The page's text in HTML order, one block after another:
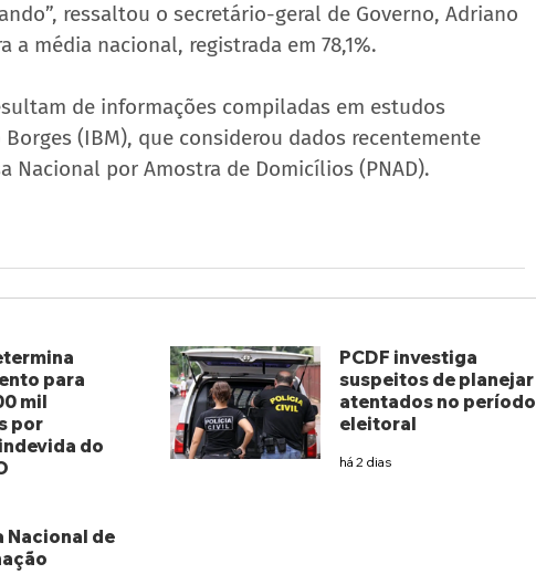
ressaltou o secretário-geral de Governo, Adriano
a média nacional, registrada em 78,1%.
de informações compiladas em estudos
(IBM), que considerou dados recentemente
Nacional por Amostra de Domicílios (PNAD).
para
mil
por
do
PCDF investiga
suspeitos de planejar
atentados no período
eleitoral
há 2 dias
Nacional de